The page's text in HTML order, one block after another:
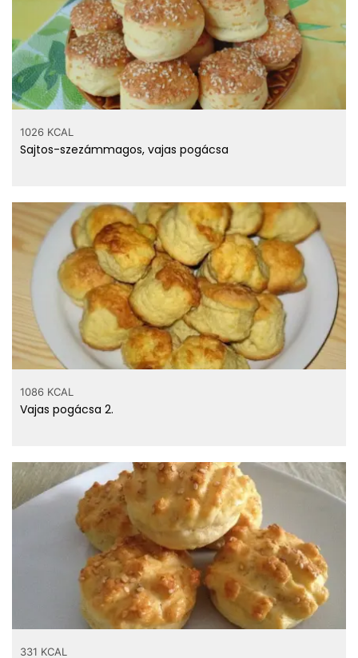
1026 KCAL
Sajtos-szezámmagos, vajas pogácsa
1086 KCAL
Vajas pogácsa 2.
331 KCAL